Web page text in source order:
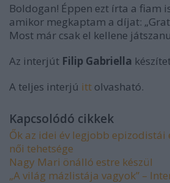
Boldogan! Éppen ezt írta a fiam
amikor megkaptam a díjat:
Most már csak el kellene
Az interjút Filip Gabriella
A teljes interjú itt olvasható.
Kapcsolódó cikkek
Ők az idei év legjobb epizodistái
női tehetsége
Nagy Mari önálló estre készül
„A világ mázlistája vagyok” –